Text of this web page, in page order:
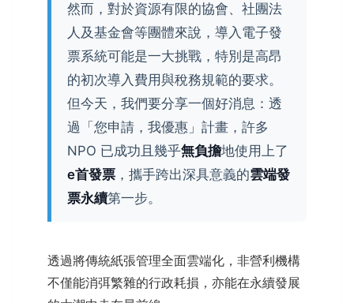
然而，對於資源有限的協會、社團法
人及基金會等團體來說，導入電子發
票系統可能是一大挑戰，特別是高昂
的初次導入費用與稅務規範的要求。
但今天，我們要分享一個好消息：透
過「您申請，我優惠」計畫，許多
NPO 已成功且幾乎無負擔地使用上了
e首發票 ，攜手跨出深具意義的雲端發
票永續第一步。
透過將傳統紙張管理全面雲端化，非營利機構
不僅能消弭繁雜的行政耗損，亦能在永續發展